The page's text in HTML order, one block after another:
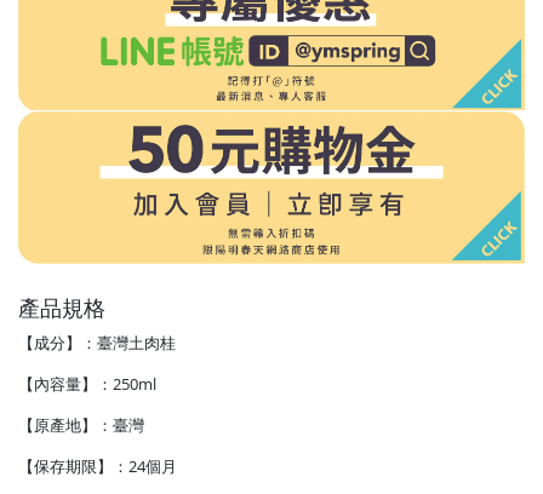
產品規格
【成分】： 臺灣土肉桂
【內容量】：250ml
【原產地】：臺灣
【保存期限】：24個月